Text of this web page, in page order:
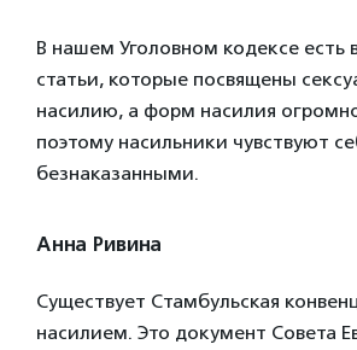
В нашем Уголовном кодексе есть
статьи, которые посвящены
насилию, а форм насилия
поэтому насильники чувствуют
безнаказанными.
Анна Ривина
Существует Стамбульская
насилием. Это документ Совета